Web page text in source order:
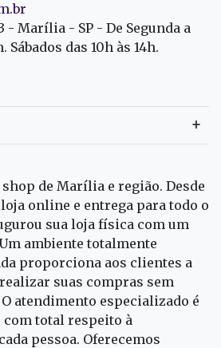
- Marília - SP - De Segunda a
Sábados das 10h às 14h.
de Marília e região. Desde
online e entrega para todo o
sua loja física com um
ambiente totalmente
proporciona aos clientes a
suas compras sem
atendimento especializado é
total respeito à
pessoa. Oferecemos